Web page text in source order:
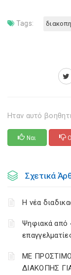
Tags: διακοπη
Ηταν αυτό
Ναι
Σχετικά
Η νέα
Ψηφιακά από
ΜΕ
ΔΙΑΚΟΠΗΣ